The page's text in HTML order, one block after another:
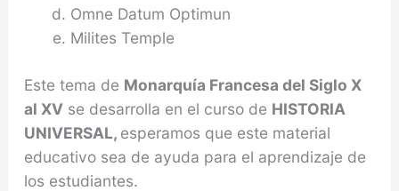
Omne Datum Optimun
Milites Temple
Este tema de Monarquía Francesa del Siglo X
al XVse desarrolla en el curso de HISTORIA
UNIVERSAL, esperamos que este material
educativo sea de ayuda para el aprendizaje de
los estudiantes.